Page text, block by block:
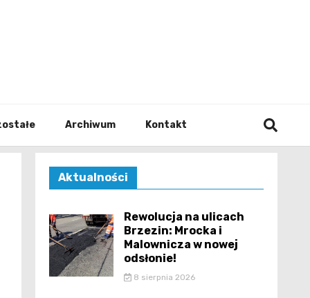
Archiwum Kontakt
Aktualności
Rewolucja na ulicach
Brzezin: Mrocka i
Malownicza w nowej
odsłonie!
8 sierpnia 2026